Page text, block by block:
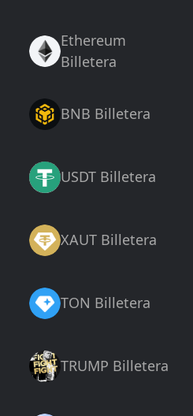
Ethereum
Billetera
BNB Billetera
USDT Billetera
XAUT Billetera
TON Billetera
TRUMP Billetera